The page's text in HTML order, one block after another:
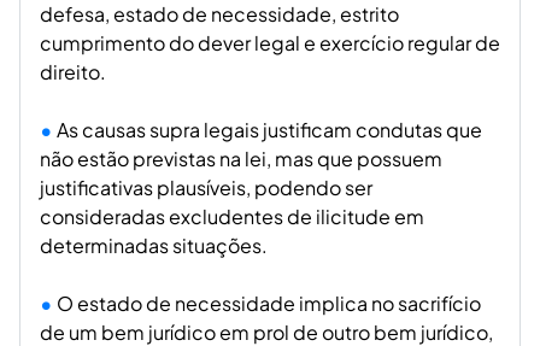
defesa, estado de necessidade, estrito
cumprimento do dever legal e exercício regular de
direito.
As causas supra legais justificam condutas que
não estão previstas na lei, mas que possuem
justificativas plausíveis, podendo ser
consideradas excludentes de ilicitude em
determinadas situações.
O estado de necessidade implica no sacrifício
de um bem jurídico em prol de outro bem jurídico,